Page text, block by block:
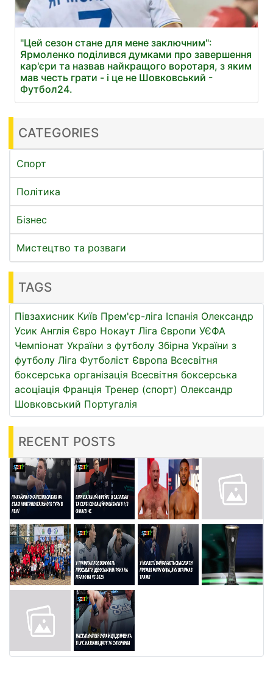
"Цей сезон стане для мене заключним":
Ярмоленко поділився думками про завершення
кар'єри та назвав найкращого воротаря, з яким
мав честь грати - і це не Шовковський -
Футбол24.
CATEGORIES
Спорт
Політика
Бізнес
Мистецтво та розваги
TAGS
Півзахисник Київ Прем'єр-ліга Іспанія Олександр
Усик Англія Євро Нокаут Ліга Європи УЄФА
Чемпіонат України з футболу Збірна України з
футболу Ліга Футболіст Європа Всесвітня
боксерська організація Всесвітня боксерська
асоціація Франція Тренер (спорт) Олександр
Шовковський Португалія
RECENT POSTS